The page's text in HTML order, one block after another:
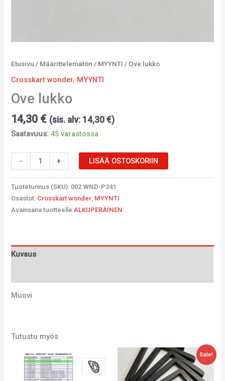
Etusivu / Määrittelemätön / MYYNTI / Ove lukko
Crosskart wonder, MYYNTI
Ove lukko
14,30 € (sis. alv: 14,30€)
Saatavuus: 45 varastossa
- + LISÄÄ OSTOSKORIIN
Tuotetunnus (SKU): 002.WND-P341
Osastot: Crosskart wonder, MYYNTI
Avainsana tuotteelleALKUPERÄINEN
Kuvaus
Muovi
Tutustu myös
Sale!
Alkuperäinen
hinta
oli:
25,90 €.
Nykyinen
hinta
on:
13,19 €.